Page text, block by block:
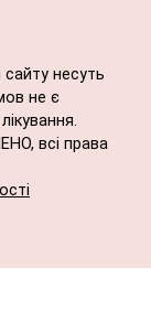
несуть
не є
всі права